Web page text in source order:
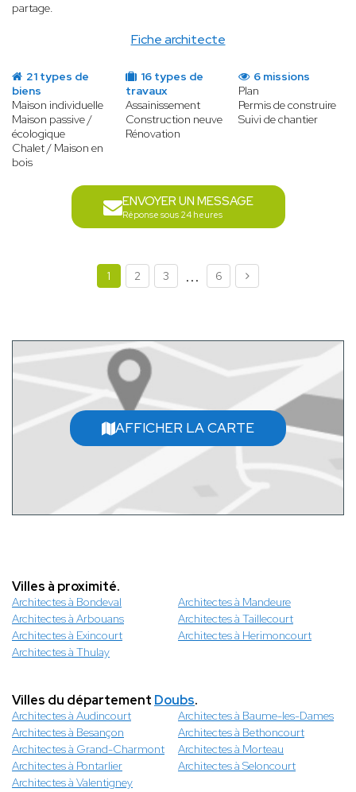
Fiche architecte
partage.
21 types de
biens
Maison individuelle
Maison passive /
écologique
Chalet / Maison en
bois
16 types de
travaux
Assainissement
Construction neuve
Rénovation
6 missions
Plan
Permis de construire
Suivi de chantier
ENVOYER UN MESSAGE
Réponse sous 24 heures
1 2 3 ... 6
AFFICHER LA CARTE
Villes à proximité.
Architectes à Bondeval
Architectes à Mandeure
Architectes à Arbouans
Architectes à Taillecourt
Architectes à Exincourt
Architectes à Herimoncourt
Architectes à Thulay
Villes du département Doubs.
Architectes à Audincourt
Architectes à Baume-les-Dames
Architectes à Besançon
Architectes à Bethoncourt
Architectes à Grand-Charmont
Architectes à Morteau
Architectes à Pontarlier
Architectes à Seloncourt
Architectes à Valentigney